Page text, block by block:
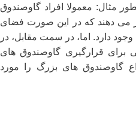
مثال: معمولا افراد گاوصندوق
می دهند که در این صورت فضای
دارد. اما، در سمت مقابل، در
برای قرارگیری گاوصندوق های
گاوصندوق های بزرگ را مورد